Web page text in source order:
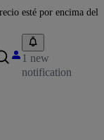
esté por encima del
1 new
notification